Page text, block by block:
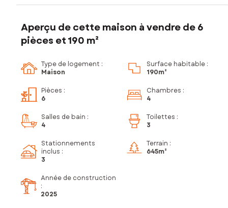
Aperçu de cette maison à vendre de 6
pièces et 190 m²
Type de logement :
Maison
Surface habitable :
190m²
Pièces :
6
Chambres :
4
Salles de bain :
4
Toilettes :
3
Stationnements
inclus :
3
Terrain :
645m²
Année de construction
:
2025